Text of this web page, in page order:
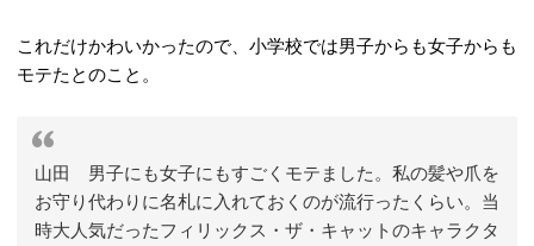
これだけかわいかったので、小学校では男子からも女子からも
モテたとのこと。
山田 男子にも女子にもすごくモテました。私の髪や爪を
お守り代わりに名札に入れておくのが流行ったくらい。当
時大人気だったフィリックス・ザ・キャットのキャラクタ